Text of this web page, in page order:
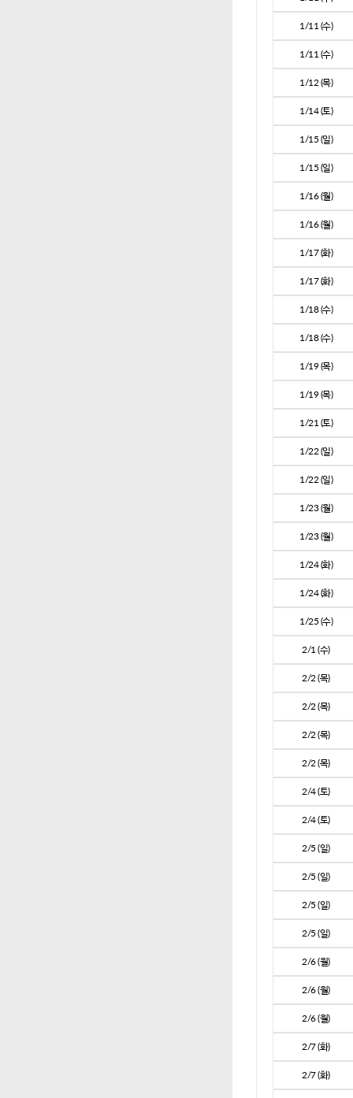
1/11 (수)
1/11 (수)
1/12 (목)
1/14 (토)
1/15 (일)
1/15 (일)
1/16 (월)
1/16 (월)
1/17 (화)
1/17 (화)
1/18 (수)
1/18 (수)
1/19 (목)
1/19 (목)
1/21 (토)
1/22 (일)
1/22 (일)
1/23 (월)
1/23 (월)
1/24 (화)
1/24 (화)
1/25 (수)
2/1 (수)
2/2 (목)
2/2 (목)
2/2 (목)
2/2 (목)
2/4 (토)
2/4 (토)
2/5 (일)
2/5 (일)
2/5 (일)
2/5 (일)
2/6 (월)
2/6 (월)
2/6 (월)
2/7 (화)
2/7 (화)